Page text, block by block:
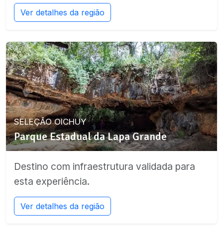
Ver detalhes da região
SELEÇÃO OICHUY
Parque Estadual da Lapa Grande
Destino com infraestrutura validada para
esta experiência.
Ver detalhes da região